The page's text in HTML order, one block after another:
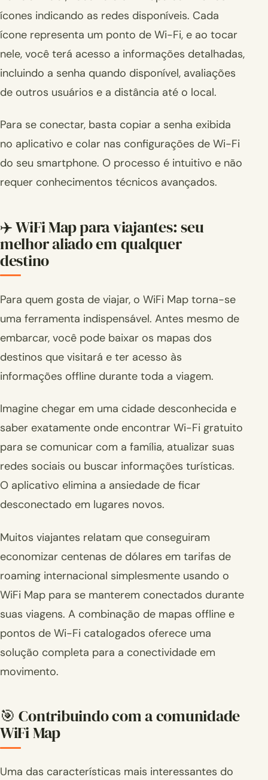
ícones indicando as redes disponíveis. Cada
ícone representa um ponto de Wi-Fi, e ao tocar
nele, você terá acesso a informações detalhadas,
incluindo a senha quando disponível, avaliações
de outros usuários e a distância até o local.
Para se conectar, basta copiar a senha exibida
no aplicativo e colar nas configurações de Wi-Fi
do seu smartphone. O processo é intuitivo e não
requer conhecimentos técnicos avançados.
✈️ WiFi Map para viajantes: seu
melhor aliado em qualquer
destino
Para quem gosta de viajar, o WiFi Map torna-se
uma ferramenta indispensável. Antes mesmo de
embarcar, você pode baixar os mapas dos
destinos que visitará e ter acesso às
informações offline durante toda a viagem.
Imagine chegar em uma cidade desconhecida e
saber exatamente onde encontrar Wi-Fi gratuito
para se comunicar com a família, atualizar suas
redes sociais ou buscar informações turísticas.
O aplicativo elimina a ansiedade de ficar
desconectado em lugares novos.
Muitos viajantes relatam que conseguiram
economizar centenas de dólares em tarifas de
roaming internacional simplesmente usando o
WiFi Map para se manterem conectados durante
suas viagens. A combinação de mapas offline e
pontos de Wi-Fi catalogados oferece uma
solução completa para a conectividade em
movimento.
🎯 Contribuindo com a comunidade
WiFi Map
Uma das características mais interessantes do